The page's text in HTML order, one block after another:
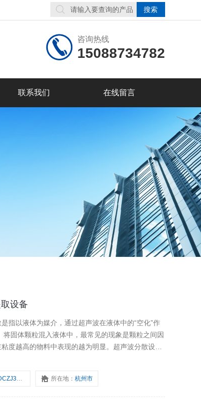
咨询热线
15088734782
联系我们 在线留言
设备
指以液体为媒介，通过超声波在液体中的“空化”作
固体颗粒混入液体中，最常见的现象是颗粒之间因
度越高的物料中表现的越为明显。超声波分散设备
3000-JB 所在地：杭州市